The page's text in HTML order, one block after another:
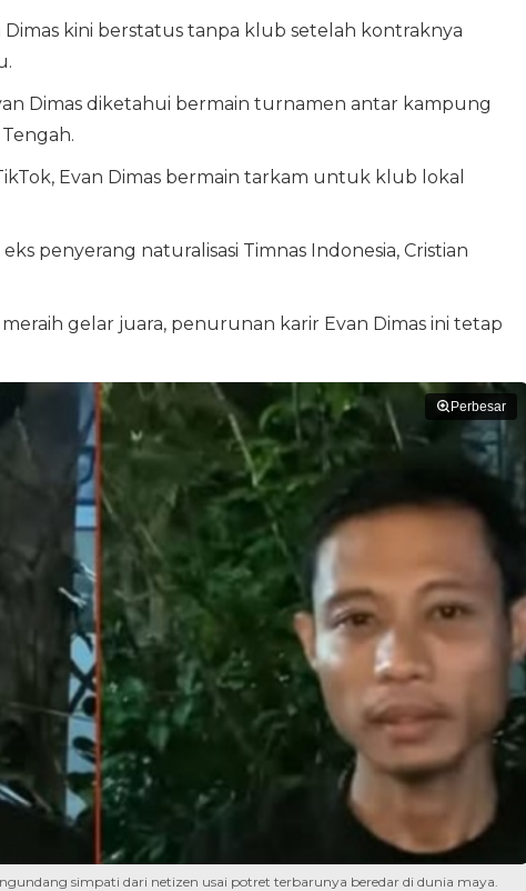
Dimas kini berstatus tanpa klub setelah kontraknya
Dimas diketahui bermain turnamen antar kampung
Evan Dimas bermain tarkam untuk klub lokal
penyerang naturalisasi Timnas Indonesia, Cristian
gelar juara, penurunan karir Evan Dimas ini tetap
Perbesar
simpati dari netizen usai potret terbarunya beredar di dunia maya.